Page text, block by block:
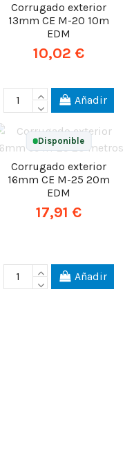
Corrugado exterior
13mm CE M-20 10m
EDM
10,02 €
Añadir
Disponible
Corrugado exterior
16mm CE M-25 20m
EDM
17,91 €
Añadir